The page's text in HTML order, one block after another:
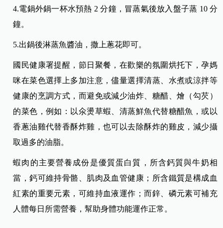
4.電鍋外鍋一杯水預熱 2 分鐘，冒蒸氣後放入盤子蒸 10 分
鐘。
5.出鍋後淋蒸魚醬油，撒上蔥花即可。
國民健康署提醒，節日聚餐，在歡樂的氛圍烘托下，孕媽
咪在菜色選擇上多加注意，儘量選擇清蒸、水煮或涼拌等
健康的烹調方式，而避免或減少油炸、糖醋、燴（勾芡）
的菜色，例如：以氽燙草蝦、清蒸鮮魚代替糖醋魚，或以
香蔥油雞代替香酥炸雞，也可以去除酥炸的雞皮，減少攝
取過多的油脂。
蝦肉的主要營養成份是優質蛋白質，所含鈣質與牛奶相
當，鈣可維持骨骼、肌肉及血管健康；所含鐵質是構成血
紅素的重要元素，可維持血液運作；而鋅、磷元素可補充
人體每日所需營養，幫助身體功能運作正常。